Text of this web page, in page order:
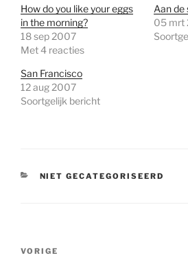
How do you like your eggs
in the morning?
18 sep 2007
Met 4 reacties
Aan de
05 mrt
San Francisco
12 aug 2007
Soortgelijk bericht
CATEGORIEËN
NIET GECATEGORISEERD
Vorig
VORIGE